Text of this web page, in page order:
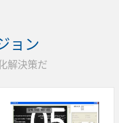
部分机构本地化生产满足系
统性能同时，也节约成本5.
求制定系统手动调节平台
ョン
解決策だ